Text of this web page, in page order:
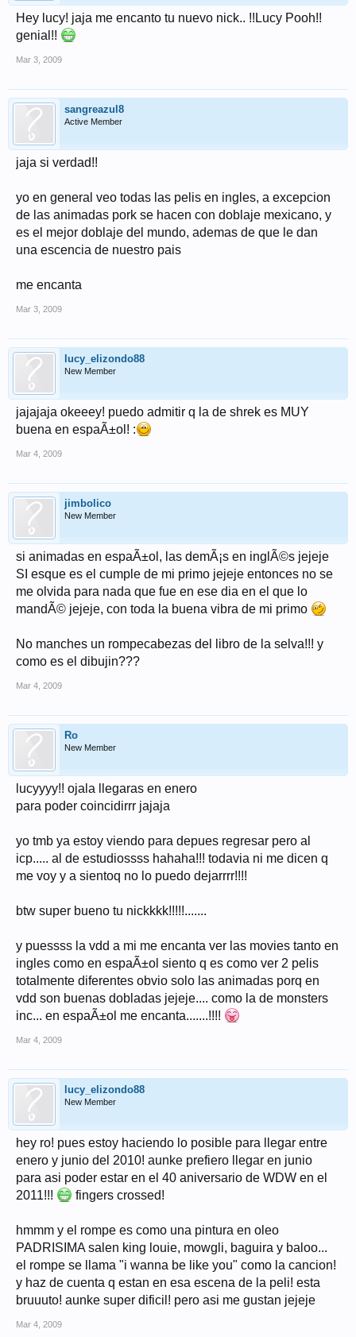
Hey lucy! jaja me encanto tu nuevo nick.. !!Lucy Pooh!!
genial!!
Mar 3, 2009
sangreazul8
Active Member
jaja si verdad!!
yo en general veo todas las pelis en ingles, a excepcion
de las animadas pork se hacen con doblaje mexicano, y
es el mejor doblaje del mundo, ademas de que le dan
una escencia de nuestro pais
me encanta
Mar 3, 2009
lucy_elizondo88
New Member
jajajaja okeeey! puedo admitir q la de shrek es MUY
buena en espaÃ±ol! :
Mar 4, 2009
jimbolico
New Member
si animadas en espaÃ±ol, las demÃ¡s en inglÃ©s jejeje
SI esque es el cumple de mi primo jejeje entonces no se
me olvida para nada que fue en ese dia en el que lo
mandÃ© jejeje, con toda la buena vibra de mi primo
No manches un rompecabezas del libro de la selva!!! y
como es el dibujin???
Mar 4, 2009
Ro
New Member
lucyyyy!! ojala llegaras en enero
para poder coincidirrr jajaja
yo tmb ya estoy viendo para depues regresar pero al
icp..... al de estudiossss hahaha!!! todavia ni me dicen q
me voy y a sientoq no lo puedo dejarrrr!!!!
btw super bueno tu nickkkk!!!!!.......
y puessss la vdd a mi me encanta ver las movies tanto en
ingles como en espaÃ±ol siento q es como ver 2 pelis
totalmente diferentes obvio solo las animadas porq en
vdd son buenas dobladas jejeje.... como la de monsters
inc... en espaÃ±ol me encanta.......!!!!
Mar 4, 2009
lucy_elizondo88
New Member
hey ro! pues estoy haciendo lo posible para llegar entre
enero y junio del 2010! aunke prefiero llegar en junio
para asi poder estar en el 40 aniversario de WDW en el
2011!!!
fingers crossed!
hmmm y el rompe es como una pintura en oleo
PADRISIMA salen king louie, mowgli, baguira y baloo...
el rompe se llama "i wanna be like you" como la cancion!
y haz de cuenta q estan en esa escena de la peli! esta
bruuuto! aunke super dificil! pero asi me gustan jejeje
Mar 4, 2009